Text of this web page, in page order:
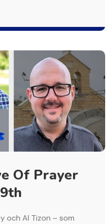
Of Prayer
och Al Tizon – som